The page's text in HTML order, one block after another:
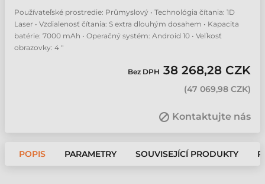
Používateľské prostredie: Průmyslový • Technológia čítania: 1D
Laser • Vzdialenosť čítania: S extra dlouhým dosahem • Kapacita
batérie: 7000 mAh • Operačný systém: Android 10 • Veľkosť
obrazovky: 4 "
Bez DPH 38 268,28 CZK
(47 069,98 CZK)
Kontaktujte nás
POPIS PARAMETRY SOUVISEJÍCÍ PRODUKTY